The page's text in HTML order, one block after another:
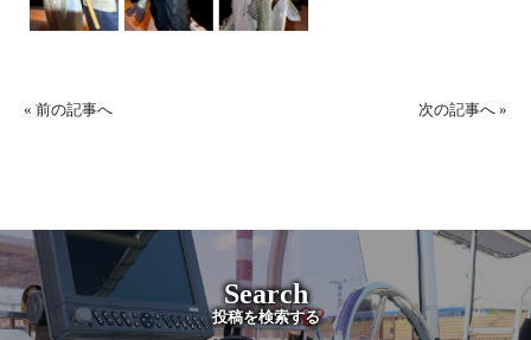
« 前の記事へ 次の記事へ »
Search
投稿を検索する